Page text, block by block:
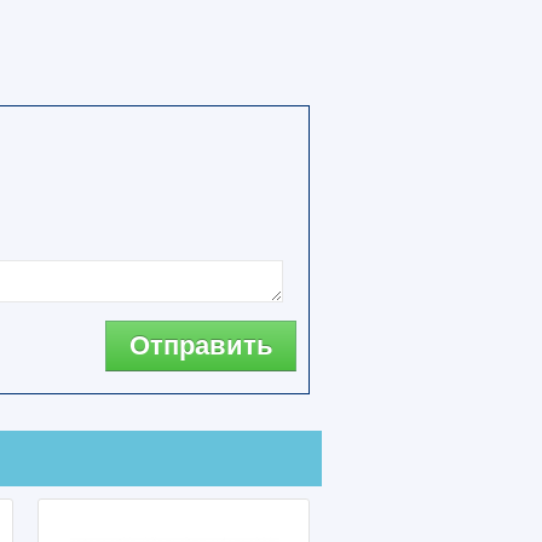
Отправить